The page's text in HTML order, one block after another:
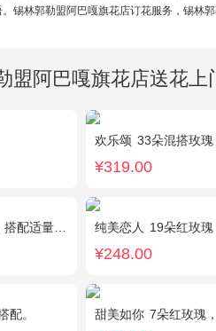
锡林郭勒盟阿巴嘎旗花店订花服务，锡林
盟阿巴嘎旗花店送花上
欢乐颂 33朵混搭玫瑰（
¥319.00
梅、黄莺。 纯美恋人 19朵红玫
¥248.00
配。 甜美如你 7朵红玫瑰，9朵戴